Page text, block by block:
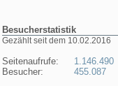
Besucherstatistik
Gezählt seit dem 10.02.2016
Seitenaufrufe:
Besucher:
1.146.490
455.087